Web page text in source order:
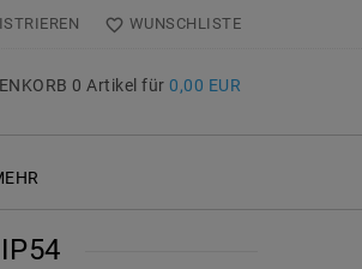
WUNSCHLISTE
0 Artikel für 0,00 EUR